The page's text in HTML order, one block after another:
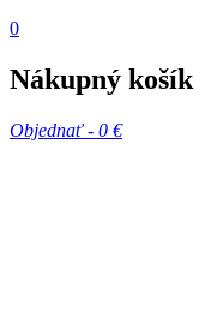
0
Nákupný košík
Objednať - 0 €